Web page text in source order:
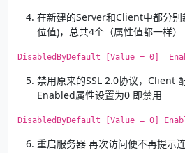
在新建的Server和Client中都分别
位值)，总共4个（属性值都一样）
DisabledByDefault [Value = 0]
禁用原来的SSL 2.0协议，Client
Enabled属性设置为0 即禁用
DisabledByDefault [Value = 0]
重启服务器 再次访问便不再提示